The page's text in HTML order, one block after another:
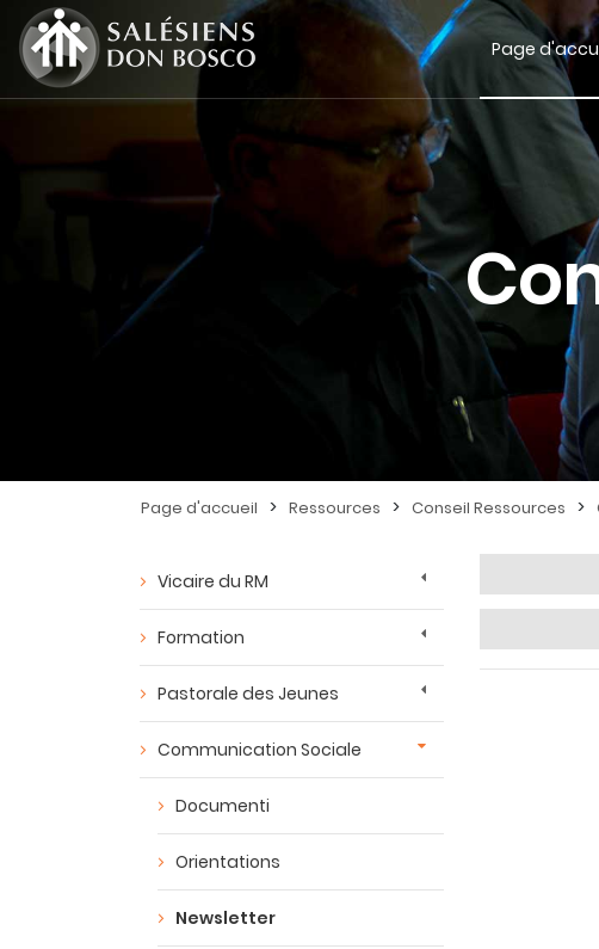
Page
Page d'accueil > Ressources > Conseil Ressources >
Vicaire du RM
Formation
Pastorale des Jeunes
Communication Sociale
Documenti
Orientations
Newsletter